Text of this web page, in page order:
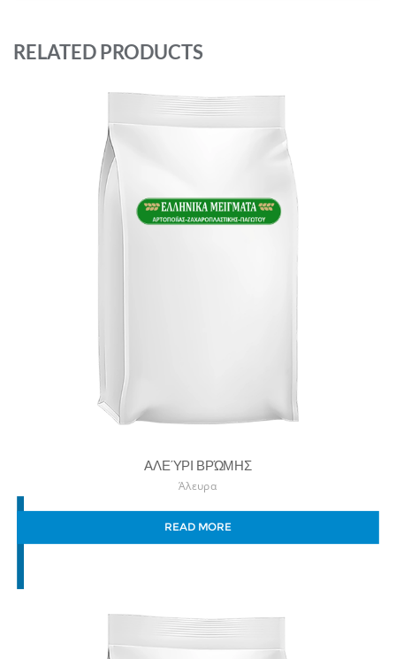
RELATED PRODUCTS
ΑΛΕΎΡΙ ΒΡΏΜΗΣ
Άλευρα
READ MORE